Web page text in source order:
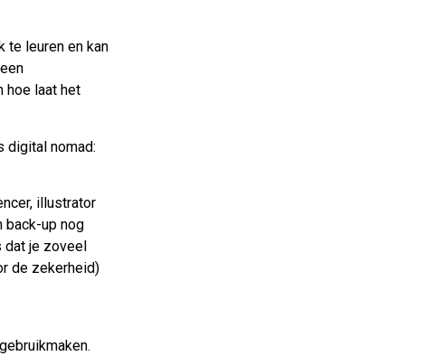
te leuren en kan
hoe laat het
digital nomad:
illustrator
back-up nog
dat je zoveel
de zekerheid)